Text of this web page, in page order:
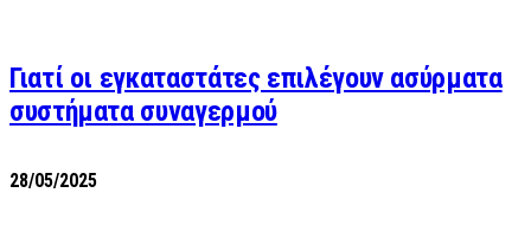
Γιατί οι εγκαταστάτες επιλέγουν ασύρματα
συστήματα συναγερμού
28/05/2025